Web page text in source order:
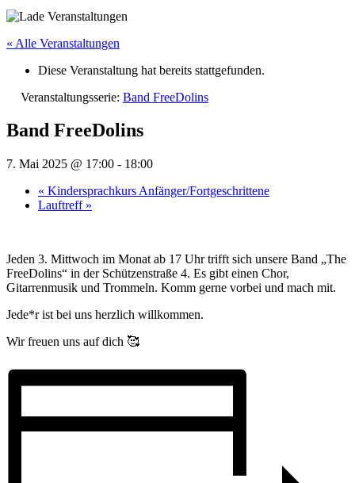
« Alle Veranstaltungen
Diese Veranstaltung hat bereits stattgefunden.
Veranstaltungsserie: Band FreeDolins
Band FreeDolins
7. Mai 2025 @ 17:00 - 18:00
« Kindersprachkurs Anfänger/Fortgeschrittene
Lauftreff »
Jeden 3. Mittwoch im Monat ab 17 Uhr trifft sich unsere Band „The
FreeDolins“ in der Schützenstraße 4. Es gibt einen Chor,
Gitarrenmusik und Trommeln. Komm gerne vorbei und mach mit.
Jede*r ist bei uns herzlich willkommen.
Wir freuen uns auf dich 🥰